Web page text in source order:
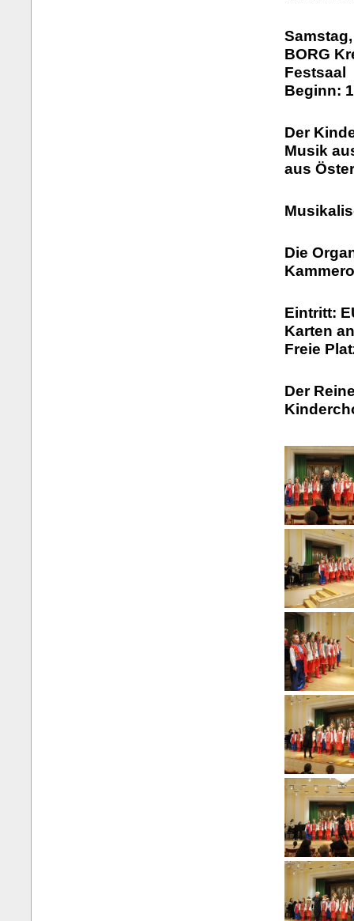
BORG
Festsaal
Beginn:
Der
Musik
aus
Die
Eintritt:
Karten
Freie
Der